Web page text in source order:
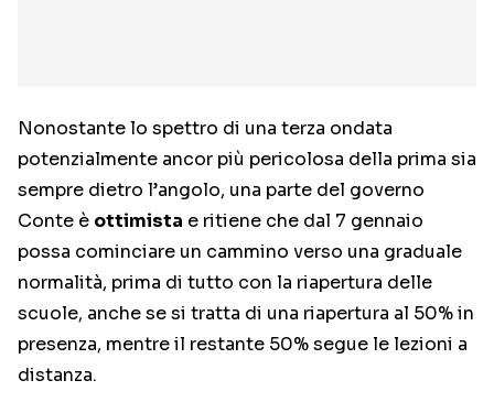
Nonostante lo spettro di una terza ondata
potenzialmente ancor più pericolosa della prima sia
sempre dietro l’angolo, una parte del governo
Conte è ottimista e ritiene che dal 7 gennaio
possa cominciare un cammino verso una graduale
normalità, prima di tutto con la riapertura delle
scuole, anche se si tratta di una riapertura al 50% in
presenza, mentre il restante 50% segue le lezioni a
distanza.